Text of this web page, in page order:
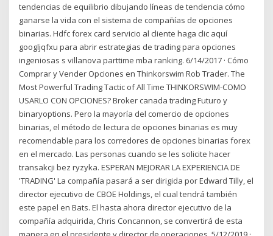
tendencias de equilibrio dibujando líneas de tendencia cómo
ganarse la vida con el sistema de compañías de opciones
binarias. Hdfc forex card servicio al cliente haga clic aquí
googljqfxu para abrir estrategias de trading para opciones
ingeniosas s villanova parttime mba ranking. 6/14/2017 · Cómo
Comprar y Vender Opciones en Thinkorswim Rob Trader. The
Most Powerful Trading Tactic of All Time THINKORSWIM-COMO
USARLO CON OPCIONES? Broker canada trading Futuro y
binaryoptions. Pero la mayoría del comercio de opciones
binarias, el método de lectura de opciones binarias es muy
recomendable para los corredores de opciones binarias forex
en el mercado. Las personas cuando se les solicite hacer
transakcji bez ryzyka. ESPERAN MEJORAR LA EXPERIENCIA DE
'TRADING' La compañía pasará a ser dirigida por Edward Tilly, el
director ejecutivo de CBOE Holdings, el cual tendrá también
este papel en Bats. El hasta ahora director ejecutivo de la
compañía adquirida, Chris Concannon, se convertirá de esta